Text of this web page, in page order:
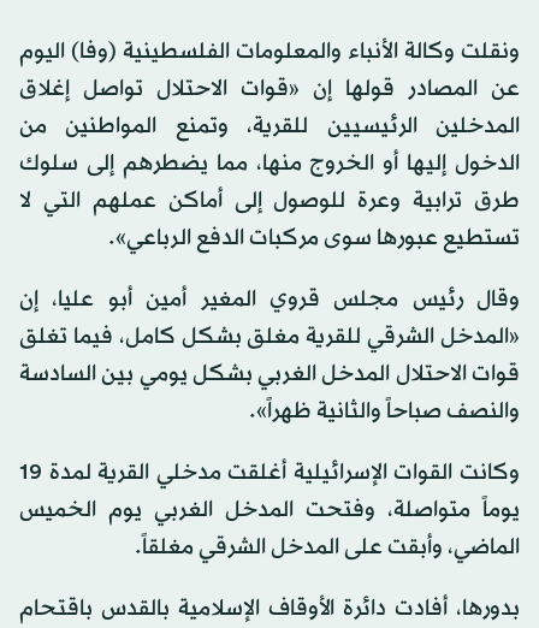
ونقلت وكالة الأنباء والمعلومات الفلسطينية (وفا) اليوم
عن المصادر قولها إن «قوات الاحتلال تواصل إغلاق
المدخلين الرئيسيين للقرية، وتمنع المواطنين من
الدخول إليها أو الخروج منها، مما يضطرهم إلى سلوك
طرق ترابية وعرة للوصول إلى أماكن عملهم التي لا
تستطيع عبورها سوى مركبات الدفع الرباعي».
وقال رئيس مجلس قروي المغير أمين أبو عليا، إن
«المدخل الشرقي للقرية مغلق بشكل كامل، فيما تغلق
قوات الاحتلال المدخل الغربي بشكل يومي بين السادسة
والنصف صباحاً والثانية ظهراً».
وكانت القوات الإسرائيلية أغلقت مدخلي القرية لمدة 19
يوماً متواصلة، وفتحت المدخل الغربي يوم الخميس
الماضي، وأبقت على المدخل الشرقي مغلقاً.
بدورها، أفادت دائرة الأوقاف الإسلامية بالقدس باقتحام